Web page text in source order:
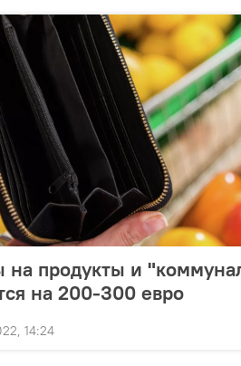
на продукты и
на 200-300 евро
14:24